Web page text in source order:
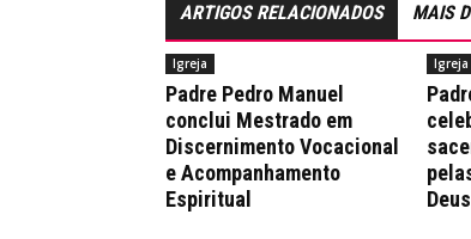
ARTIGOS RELACIONADOS MAIS
Igreja
Padre Pedro Manuel
conclui Mestrado em
Discernimento Vocacional
e Acompanhamento
Espiritual
Igreja